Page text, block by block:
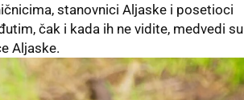
stanovnici Aljaske i posetioci
čak i kada ih ne vidite, medvedi su
Aljaske.